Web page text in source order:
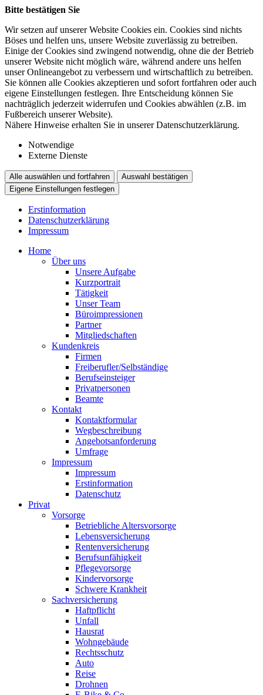
Bitte bestätigen Sie
Wir setzen auf unserer Website Cookies ein. Cookies sind nichts
Böses und helfen uns, unsere Website zuverlässig zu betreiben.
Einige der Cookies sind zwingend notwendig, ohne die der Betrieb
unserer Website nicht möglich wäre, während andere uns helfen
unser Onlineangebot zu verbessern und wirtschaftlich zu betreiben.
Sie können alle Cookies akzeptieren und sofort fortfahren oder auch
eigene Einstellungen festlegen. Ihre Entscheidung können Sie
nachträglich jederzeit widerrufen und Cookies abwählen (z.B. im
Fußbereich unserer Website).
Nähere Hinweise erhalten Sie in unserer Datenschutzerklärung.
Notwendige
Externe Dienste
Alle auswählen und fortfahren
Auswahl bestätigen
Eigene Einstellungen festlegen
Erstinformation
Datenschutzerklärung
Impressum
Home
Über uns
Unsere Aufgabe
Kurzportrait
Tätigkeit
Unser Team
Büroimpressionen
Partner
Mitgliedschaften
Kundenkreis
Firmen
Freiberufler/Selbständige
Berufseinsteiger
Privatpersonen
Beamte
Kontakt
Kontaktformular
Wegbeschreibung
Angebotsanforderung
Umfrage
Impressum
Impressum
Erstinformation
Datenschutz
Privat
Vorsorge
Betriebliche Altersvorsorge
Lebensversicherung
Rentenversicherung
Berufsunfähigkeit
Pflegevorsorge
Kindervorsorge
Schwere Krankheit
Sachversicherung
Haftpflicht
Unfall
Hausrat
Wohngebäude
Rechtsschutz
Auto
Reise
Drohnen